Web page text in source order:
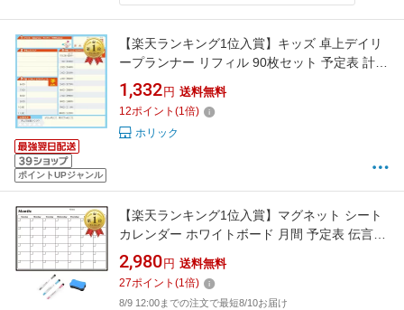
ポイントUPジャンル
【楽天ランキング1位入賞】キッズ 卓上デイリ
ープランナー リフィル 90枚セット 予定表 計画
表 子供 Daily Planner For Kids (ブルー オレン
ジ)
1,332 円 送料無料
12ポイント (1倍)
ホリック
【楽天ランキング1位入賞】マグネット シート
カレンダー ホワイトボード 月間 予定表 伝言板
マーカー3本＋イレーザー付き
2,980 円 送料無料
27ポイント (1倍)
8/9 12:00までの注文で最短8/10お届け